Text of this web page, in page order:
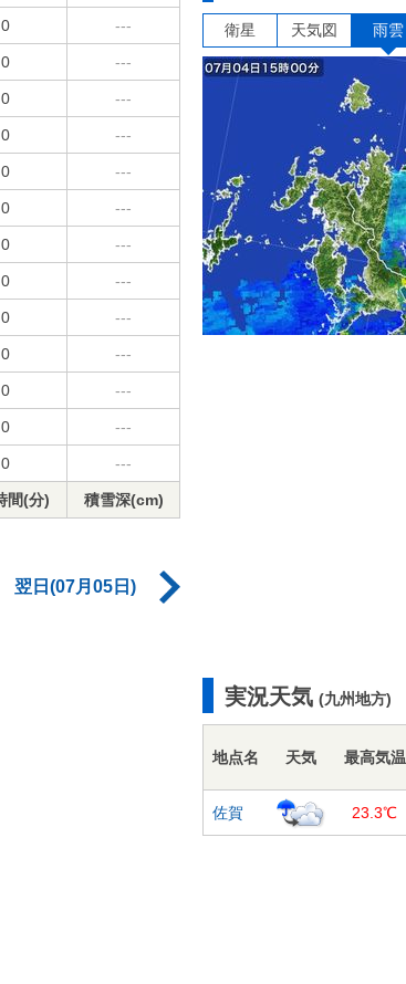
0 ---
0 ---
0 ---
0 ---
0 ---
0 ---
0 ---
0 ---
0 ---
0 ---
0 ---
0 ---
0 ---
間(分) 積雪深(cm)
翌日(07月05日)
衛星 天気図 雨雲
実況天気 (九州地方)
地点名 天気 最高気温
佐賀 23.3℃